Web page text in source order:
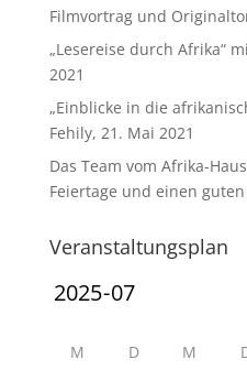
Filmvortrag und
„Lesereise durch Afrika“
2021
„Einblicke in die
Fehily, 21. Mai 2021
Das Team vom Afrika-
Feiertage und einen
Veranstaltungsplan
M D M